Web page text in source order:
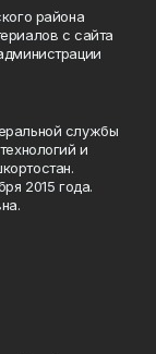
района
с сайта
службы
и
2015 года.